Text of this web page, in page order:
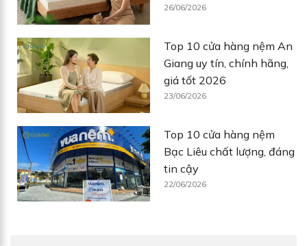
26/06/2026
Top 10 cửa hàng nệm An
Giang uy tín, chính hãng,
giá tốt 2026
23/06/2026
Top 10 cửa hàng nệm
Bạc Liêu chất lượng, đáng
tin cậy
22/06/2026